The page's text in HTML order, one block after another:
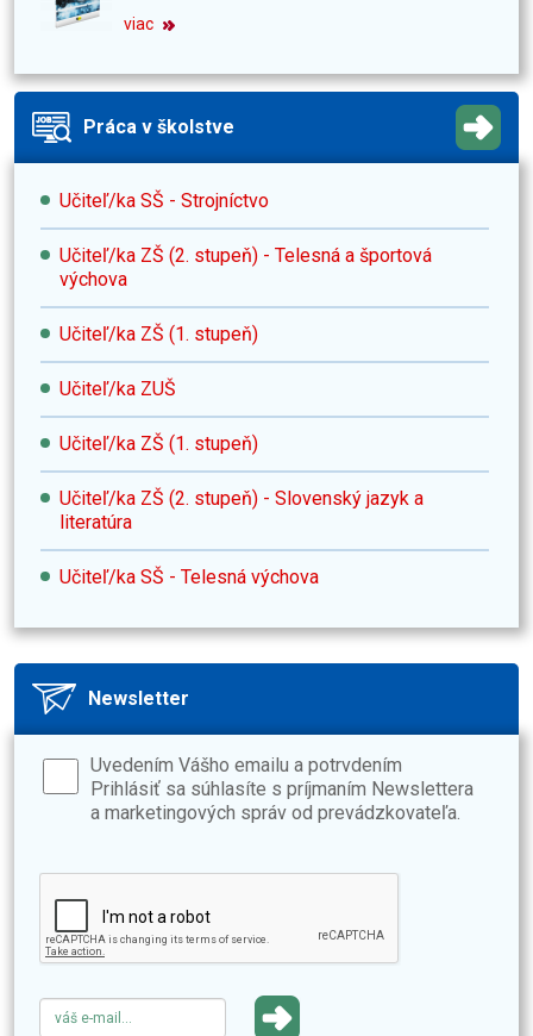
viac
Práca v školstve
Učiteľ/ka SŠ - Strojníctvo
Učiteľ/ka ZŠ (2. stupeň) - Telesná a športová
výchova
Učiteľ/ka ZŠ (1. stupeň)
Učiteľ/ka ZUŠ
Učiteľ/ka ZŠ (1. stupeň)
Učiteľ/ka ZŠ (2. stupeň) - Slovenský jazyk a
literatúra
Učiteľ/ka SŠ - Telesná výchova
Newsletter
Uvedením Vášho emailu a potrvdením
Prihlásiť sa súhlasíte s príjmaním Newslettera
a marketingových správ od prevádzkovateľa.